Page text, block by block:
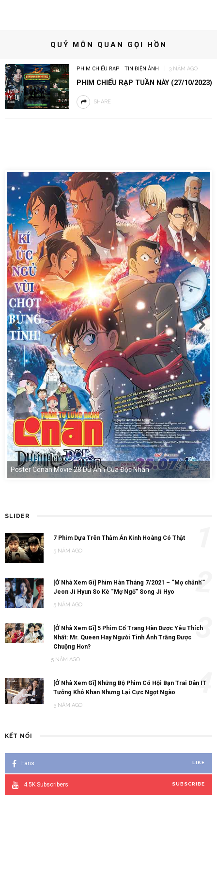
QUỶ MÔN QUAN GỌI HỒN
PHIM CHIẾU RẠP TIN ĐIỆN ẢNH 3 NĂM AGO
PHIM CHIẾU RẠP TUẦN NÀY (27/10/2023)
SHARE
Poster Conan Movie 28 Dư Ảnh Của Độc Nhãn
SLIDER
7 Phim Dựa Trên Thảm Án Kinh Hoàng Có Thật
5 NĂM AGO
[Ở Nhà Xem Gì] Phim Hàn Tháng 7/2021 – “Mợ chảnh'”
Jeon Ji Hyun So Kè “Mợ Ngố” Song Ji Hyo
5 NĂM AGO
2
[Ở Nhà Xem Gì] 5 Phim Cổ Trang Hàn Được Yêu Thích
Nhất: Mr. Queen Hay Người Tình Ánh Trăng Được
Chuộng Hơn?
5 NĂM AGO
3
[Ở Nhà Xem Gì] Những Bộ Phim Có Hội Bạn Trai Dân IT
Tưởng Khô Khan Nhưng Lại Cực Ngọt Ngào
5 NĂM AGO
4
KẾT NỐI
Fans LIKE
4.5K Subscribers SUBSCRIBE